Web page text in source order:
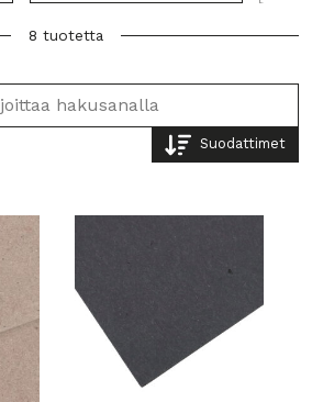
8 tuotetta
Suodattimet